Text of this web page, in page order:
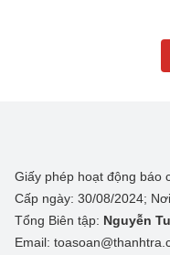
Giấy phép hoạt động báo
Cấp ngày: 30/08/2024;
Tổng Biên tập: Nguyễn
Email: